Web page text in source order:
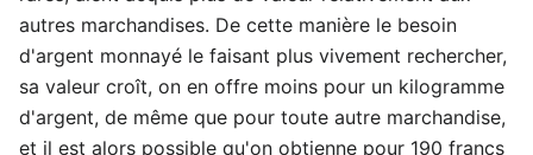
autres marchandises. De cette manière le besoin
d'argent monnayé le faisant plus vivement rechercher,
sa valeur croît, on en offre moins pour un kilogramme
d'argent, de même que pour toute autre marchandise,
et il est alors possible qu'on obtienne pour 190 francs